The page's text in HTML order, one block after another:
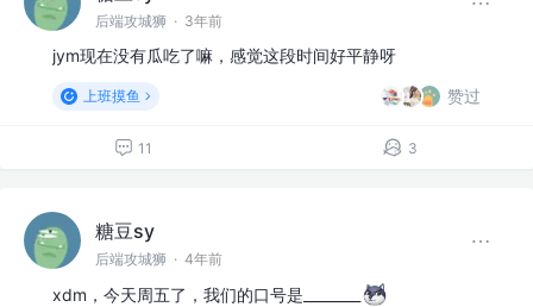
后端攻城狮 · 3年前
jym现在没有瓜吃了嘛，感觉这段时间好平静呀
上班摸鱼 赞过
11 3
糖豆sy
后端攻城狮 · 4年前
xdm，今天周五了，我们的口号是________